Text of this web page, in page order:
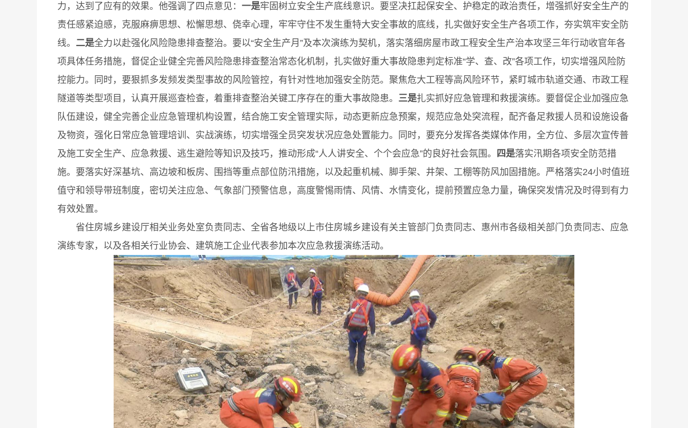
力，达到了应有的效果。他强调了四点意见： 一是牢固树立安全生产底线意识。要坚决扛起保安全、护稳定的政治责任，增强抓好安全生产的
责任感紧迫感，克服麻痹思想、松懈思想、侥幸心理，牢牢守住不发生重特大安全事故的底线，扎实做好安全生产各项工作，夯实筑牢安全防
线。 二是全力以赴强化风险隐患排查整治。要以“安全生产月”及本次演练为契机，落实落细房屋市政工程安全生产治本攻坚三年行动收官年各
项具体任务措施，督促企业健全完善风险隐患排查整治常态化机制，扎实做好重大事故隐患判定标准“学、查、改”各项工作，切实增强风险防
控能力。同时，要狠抓多发频发类型事故的风险管控，有针对性地加强安全防范。聚焦危大工程等高风险环节，紧盯城市轨道交通、市政工程
隧道等类型项目，认真开展巡查检查，着重排查整治关键工序存在的重大事故隐患。 三是扎实抓好应急管理和救援演练。要督促企业加强应急
队伍建设，健全完善企业应急管理机构设置，结合施工安全管理实际，动态更新应急预案，规范应急处突流程，配齐备足救援人员和设施设备
及物资，强化日常应急管理培训、实战演练，切实增强全员突发状况应急处置能力。同时，要充分发挥各类媒体作用，全方位、多层次宣传普
及施工安全生产、应急救援、逃生避险等知识及技巧，推动形成“人人讲安全、个个会应急”的良好社会氛围。
四是落实汛期各项安全防范措
施。要落实好深基坑、高边坡和板房、围挡等重点部位防汛措施，以及起重机械、脚手架、井架、工棚等防风加固措施。严格落实24小时值班
值守和领导带班制度，密切关注应急、气象部门预警信息，高度警惕雨情、风情、水情变化，提前预置应急力量，确保突发情况及时得到有力
有效处置。
省住房城乡建设厅相关业务处室负责同志、全省各地级以上市住房城乡建设有关主管部门负责同志、惠州市各级相关部门负责同志、应急
演练专家，以及各相关行业协会、建筑施工企业代表参加本次应急救援演练活动。